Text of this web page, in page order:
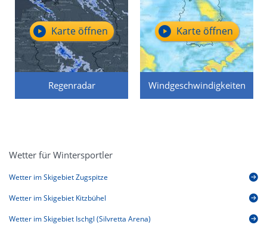
Regenradar
Karte öffnen
Windgeschwindigkeiten
Karte öffnen
Wetter für Wintersportler
Wetter im Skigebiet Zugspitze
Wetter im Skigebiet Kitzbühel
Wetter im Skigebiet Ischgl (Silvretta Arena)